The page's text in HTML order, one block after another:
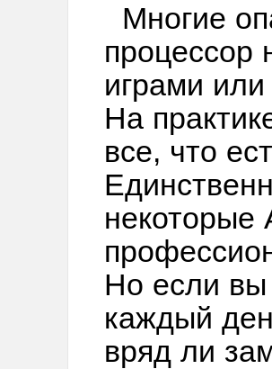
Многие
процессор
играми
На
все, что
некоторые
Но если вы
каждый
вряд ли